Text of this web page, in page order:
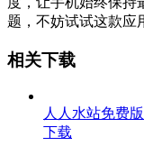
题，不妨试试这款应
相关下载
人人水站免费
下载